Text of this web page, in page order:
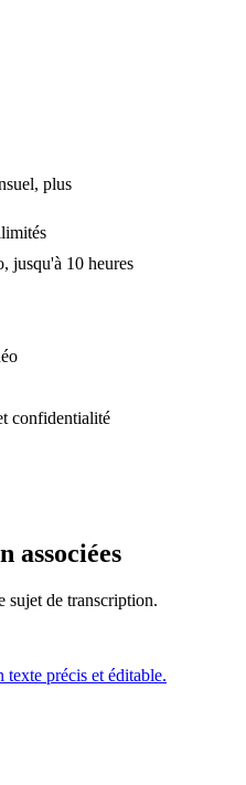
plus
jusqu'à 10 heures
confidentialité
associées
sujet de transcription.
précis et éditable.